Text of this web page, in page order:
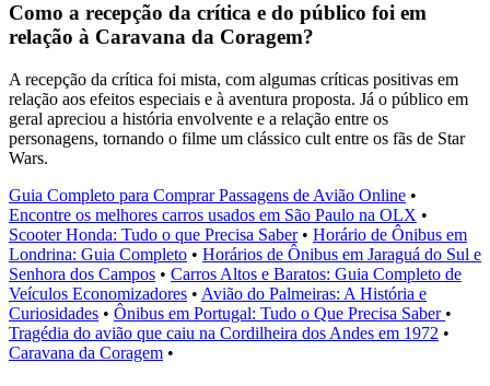
Como a recepção da crítica e do público foi em
relação à Caravana da Coragem?
A recepção da crítica foi mista, com algumas críticas positivas em
relação aos efeitos especiais e à aventura proposta. Já o público em
geral apreciou a história envolvente e a relação entre os
personagens, tornando o filme um clássico cult entre os fãs de Star
Wars.
Guia Completo para Comprar Passagens de Avião Online •
Encontre os melhores carros usados em São Paulo na OLX •
Scooter Honda: Tudo o que Precisa Saber• Horário de Ônibus em
Londrina: Guia Completo • Horários de Ônibus em Jaraguá do Sul e
Senhora dos Campos • Carros Altos e Baratos: Guia Completo de
Veículos Economizadores • Avião do Palmeiras: A História e
Curiosidades • Ônibus em Portugal: Tudo o Que Precisa Saber •
Tragédia do avião que caiu na Cordilheira dos Andes em 1972 •
Caravana da Coragem •